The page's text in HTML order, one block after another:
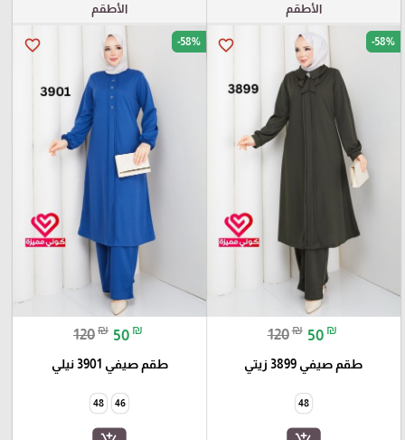
الأطقم
favorite_border -58%
120₪ 50 ₪
طقم صيفي 3899 زيتي
48
الأطقم
favorite_border -58%
120₪ 50 ₪
طقم صيفي 3901 نيلي
46
48